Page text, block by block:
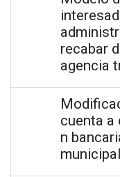
recabar
agencia
cuenta a
n